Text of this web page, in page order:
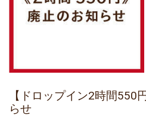
【ドロップイン2時間550
らせ